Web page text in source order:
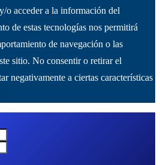
o acceder a la información del
de estas tecnologías nos permitirá
de navegación o las
sitio. No consentir o retirar el
negativamente a ciertas características